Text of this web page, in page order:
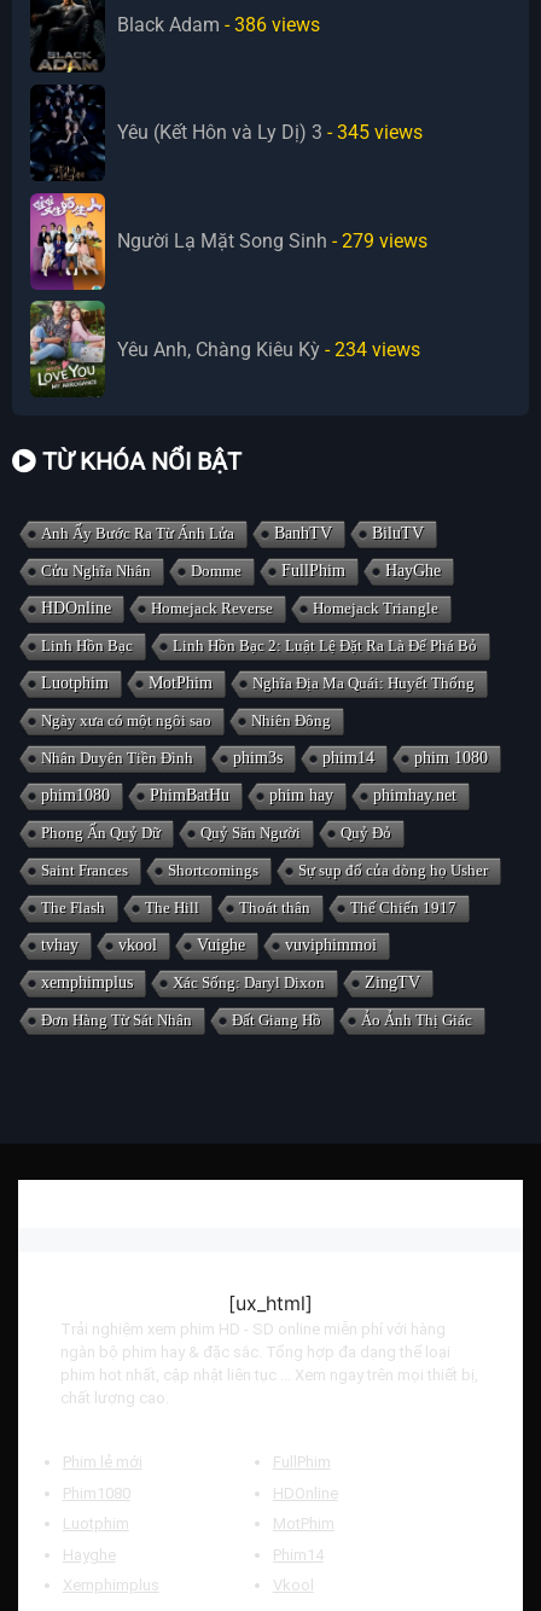
Black Adam - 386 views
Yêu (Kết Hôn và Ly Dị) 3 - 345 views
Người Lạ Mặt Song Sinh - 279 views
Yêu Anh, Chàng Kiêu Kỳ - 234 views
TỪ KHÓA NỔI BẬT
Anh Ấy Bước Ra Từ Ánh Lửa BanhTV BiluTV
Cửu Nghĩa Nhân Domme FullPhim HayGhe
HDOnline Homejack Reverse Homejack Triangle
Linh Hồn Bạc Linh Hồn Bạc 2: Luật Lệ Đặt Ra Là Để Phá Bỏ
Luotphim MotPhim Nghĩa Địa Ma Quái: Huyết Thống
Ngày xưa có một ngôi sao Nhiên Đông
Nhân Duyên Tiền Đình phim3s phim14 phim 1080
phim1080 PhimBatHu phim hay phimhay.net
Phong Ấn Quỷ Dữ Quỷ Săn Người Quỷ Đỏ
Saint Frances Shortcomings Sự sụp đổ của dòng họ Usher
The Flash The Hill Thoát thân Thế Chiến 1917
tvhay vkool Vuighe vuviphimmoi
xemphimplus Xác Sống: Daryl Dixon ZingTV
Đơn Hàng Từ Sát Nhân Đất Giang Hồ Ảo Ảnh Thị Giác